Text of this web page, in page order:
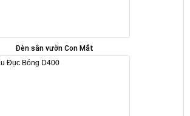
Đèn sân vườn Con Mắt